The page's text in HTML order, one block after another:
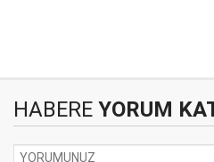
HABERE YORUM